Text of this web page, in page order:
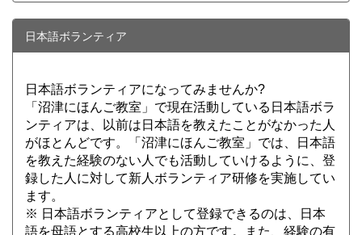
日本語ボランティア
日本語ボランティアになってみませんか?
「沼津にほんご教室」で現在活動している日本語ボラ
ンティアは、以前は日本語を教えたことがなかった人
がほとんどです。「沼津にほんご教室」では、日本語
を教えた経験のない人でも活動していけるように、登
録した人に対して新人ボランティア研修を実施してい
ます。
※ 日本語ボランティアとして登録できるのは、日本
語を母語とする高校生以上の方です。また、経験の有